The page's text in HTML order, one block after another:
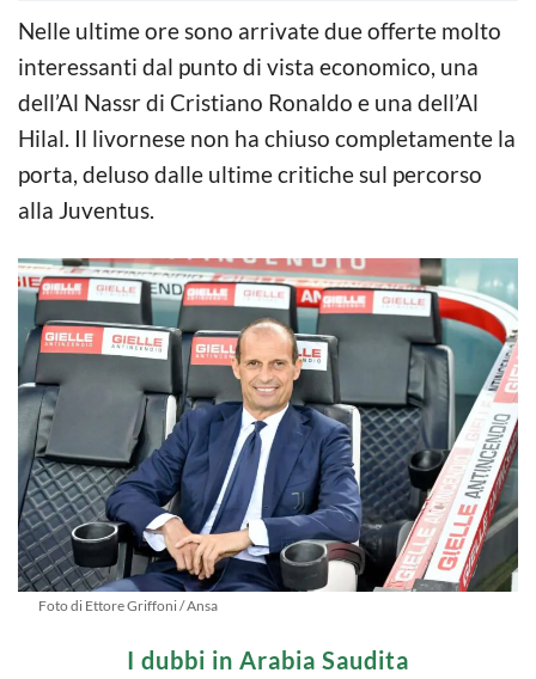
Nelle ultime ore sono arrivate due offerte molto
interessanti dal punto di vista economico, una
dell’Al Nassr di Cristiano Ronaldo e una dell’Al
Hilal. Il livornese non ha chiuso completamente la
porta, deluso dalle ultime critiche sul percorso
alla Juventus.
Foto di Ettore Griffoni / Ansa
I dubbi in Arabia Saudita